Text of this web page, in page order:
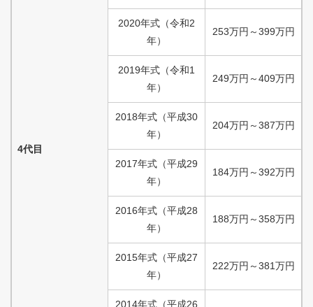
4代目
2020年式 （令和2
年）
253万円 ～399万円
2019年式 （令和1
年）
249万円 ～409万円
2018年式 （平成30
年）
204万円 ～387万円
2017年式 （平成29
年）
184万円 ～392万円
2016年式 （平成28
年）
188万円 ～358万円
2015年式 （平成27
年）
222万円 ～381万円
2014年式 （平成26